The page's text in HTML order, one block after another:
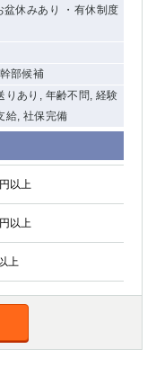
盆休みあり ・有休制度
部候補
りあり, 年齢不問, 経験
給, 社保完備
以上
以上
上
く
内容で設定